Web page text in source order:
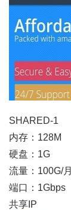
SHARED-1
内存：128M
硬盘：1G
流量：100G/月
端口：1Gbps
共享IP